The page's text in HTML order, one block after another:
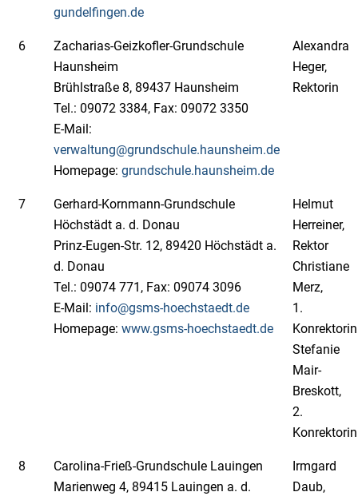
gundelfingen.de
6
Zacharias-Geizkofler-Grundschule
Haunsheim
Brühlstraße 8, 89437 Haunsheim
Tel.: 09072 3384, Fax: 09072 3350
E-Mail:
verwaltung@grundschule.haunsheim.de
Homepage: grundschule.haunsheim.de
Alexandra
Heger,
Rektorin
7
Gerhard-Kornmann-Grundschule
Höchstädt a. d. Donau
Prinz-Eugen-Str. 12, 89420 Höchstädt a.
d. Donau
Tel.: 09074 771, Fax: 09074 3096
E-Mail: info@gsms-hoechstaedt.de
Homepage: www.gsms-hoechstaedt.de
Helmut
Herreiner,
Rektor
Christiane
Merz,
1.
Konrektorin
Stefanie
Mair-
Breskott,
2.
Konrektorin
8
Carolina-Frieß-Grundschule Lauingen
Marienweg 4, 89415 Lauingen a. d.
Irmgard
Daub,